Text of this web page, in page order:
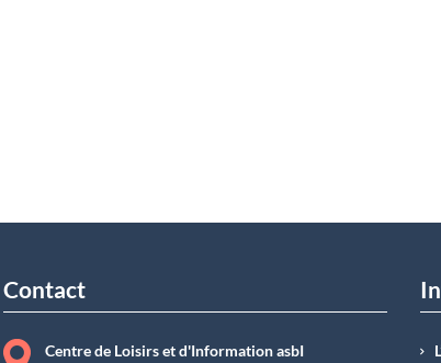
Contact
Centre de Loisirs et d'Information asbI